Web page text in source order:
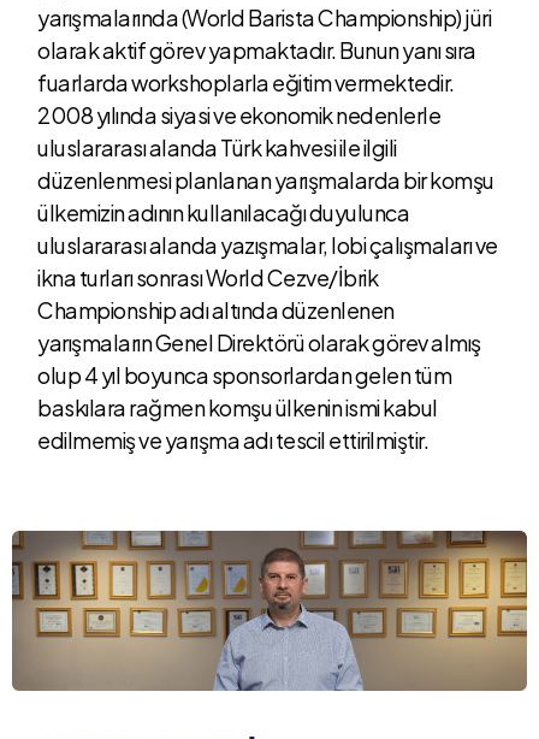
yarışmalarında (World Barista Championship) jüri
olarak aktif görev yapmaktadır. Bunun yanı sıra
fuarlarda workshoplarla eğitim vermektedir.
2008 yılında siyasi ve ekonomik nedenlerle
uluslararası alanda Türk kahvesi ile ilgili
düzenlenmesi planlanan yarışmalarda bir komşu
ülkemizin adının kullanılacağı duyulunca
uluslararası alanda yazışmalar, lobi çalışmaları ve
ikna turları sonrası World Cezve/İbrik
Championship adı altında düzenlenen
yarışmaların Genel Direktörü olarak görev almış
olup 4 yıl boyunca sponsorlardan gelen tüm
baskılara rağmen komşu ülkenin ismi kabul
edilmemiş ve yarışma adı tescil ettirilmiştir.